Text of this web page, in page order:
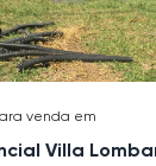
venda em
Villa